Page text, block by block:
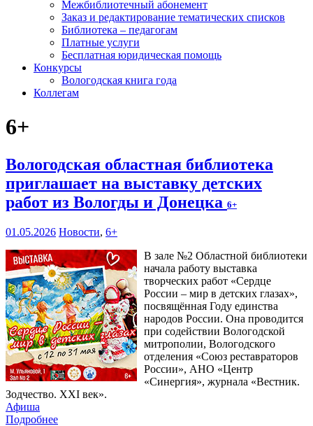
Межбиблиотечный абонемент
Заказ и редактирование тематических списков
Библиотека – педагогам
Платные услуги
Бесплатная юридическая помощь
Конкурсы
Вологодская книга года
Коллегам
6+
Вологодская областная библиотека
приглашает на выставку детских
работ из Вологды и Донецка 6+
01.05.2026 Новости, 6+
В зале №2 Областной библиотеки
начала работу выставка
творческих работ «Сердце
России – мир в детских глазах»,
посвящённая Году единства
народов России. Она проводится
при содействии Вологодской
митрополии, Вологодского
отделения «Союз реставраторов
России», АНО «Центр
«Синергия», журнала «Вестник.
Зодчество. XXI век».
Афиша
Подробнее